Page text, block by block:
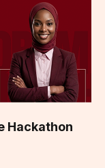
Hackathon